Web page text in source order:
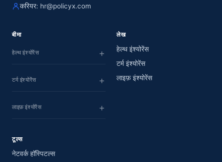
करियर: hr@policyx.com
बीमा
हेल्थ इंश्योरेंस
टर्म इंश्योरेंस
लाइफ़ इंश्योरेंस
लेख
हेल्थ इंश्योरेंस
टर्म इंश्योरेंस
लाइफ़ इंश्योरेंस
टूल्स
नेटवर्क हॉस्पिटल्स